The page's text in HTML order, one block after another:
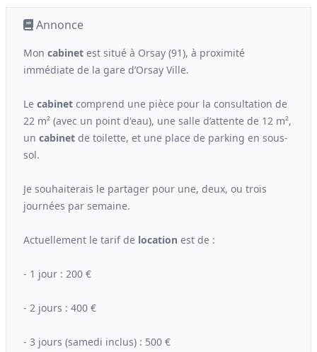
Annonce
Mon cabinet est situé à Orsay (91), à proximité
immédiate de la gare d’Orsay Ville.
Le cabinet comprend une pièce pour la consultation de
22 m² (avec un point d'eau), une salle d’attente de 12 m²,
un cabinet de toilette, et une place de parking en sous-
sol.
Je souhaiterais le partager pour une, deux, ou trois
journées par semaine.
Actuellement le tarif de location est de :
- 1 jour : 200 €
- 2 jours : 400 €
- 3 jours (samedi inclus) : 500 €